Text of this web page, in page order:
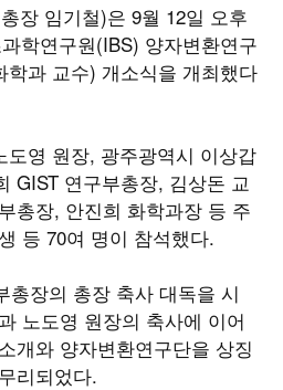
장 임기철)은 9월 12일 오후
학연구원(IBS) 양자변환연구
학과 교수) 개소식을 개최했다
도영 원장, 광주광역시 이상갑
GIST 연구부총장, 김상돈 교
총장, 안진희 화학과장 등 주
등 70여 명이 참석했다.
총장의 총장 축사 대독을 시
노도영 원장의 축사에 이어
개와 양자변환연구단을 상징
리되었다.